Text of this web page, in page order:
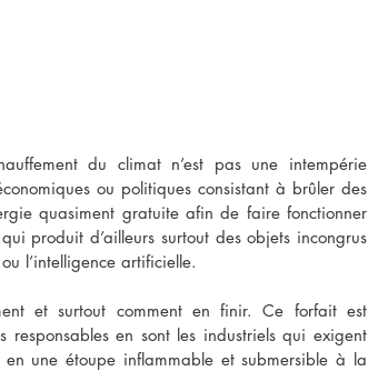
du climat n’est pas une intempérie
ou politiques consistant à brûler des
quasiment gratuite afin de faire fonctionner
produit d’ailleurs surtout des objets incongrus
l’intelligence artificielle.
et surtout comment en finir. Ce forfait est
responsables en sont les industriels qui exigent
une étoupe inflammable et submersible à la